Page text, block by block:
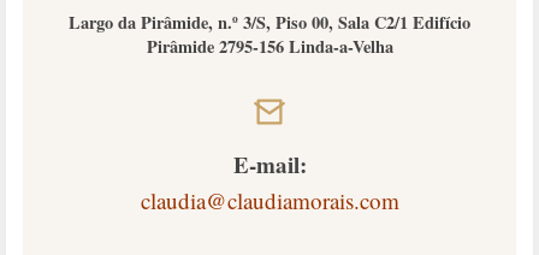
Largo da Pirâmide, n.º 3/S, Piso 00, Sala C2/1 Edifício
Pirâmide 2795-156 Linda-a-Velha
E-mail:
claudia@claudiamorais.com